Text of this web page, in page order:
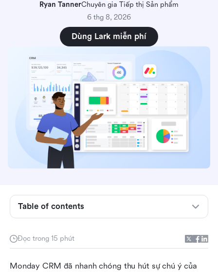
Ryan TannerChuyên gia Tiếp thị Sản phẩm
6 thg 8, 2026
Dùng Lark miễn phí
Đọc trong 15 phút
Monday CRM đã nhanh chóng thu hút sự chú ý của
Table of contents
Các tính năng chính của Monday CRM
Ưu và nhược điểm của Monday CRM
So sánh Monday CRM với các nền tảng khác